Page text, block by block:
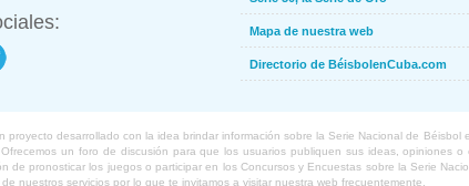
Mapa de nuestra web
Directorio de BéisbolenCuba.com
proyecto desarrollado con la idea brindar información sobre la Serie Nacional de
un foro de discusión para que los usuarios publiquen sus ideas, opiniones
de pronosticar los juegos o participar en los Concursos y Encuestas sobre la Serie
nuestros servicios por lo que te invitamos a visitar nuestra web frecuentemente.